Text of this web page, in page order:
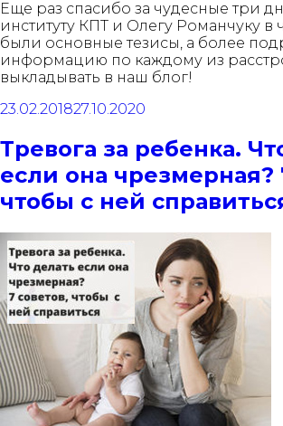
Еще раз спасибо за чудесные три
институту КПТ и Олегу Романчуку в
были основные тезисы, а более
информацию по каждому из
выкладывать в наш блог!
23.02.201827.10.2020
Тревога за ребенка.
если она чрезмерная?
чтобы с ней